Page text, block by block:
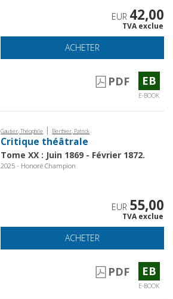
EUR 42,00
TVA exclue
ACHETER
PDF EB
E-BOOK
Gautier, Théophile | Berthier, Patrick
Critique théâtrale
Tome XX : Juin 1869 - Février 1872.
2025 - Honoré Champion
EUR 55,00
TVA exclue
ACHETER
PDF EB
E-BOOK